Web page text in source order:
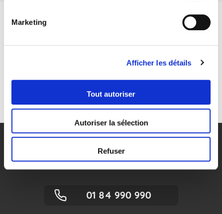
Marketing
Afficher les détails
Tout autoriser
Autoriser la sélection
Refuser
Restons connectés
NOUS CONTACTER
01 84 990 990